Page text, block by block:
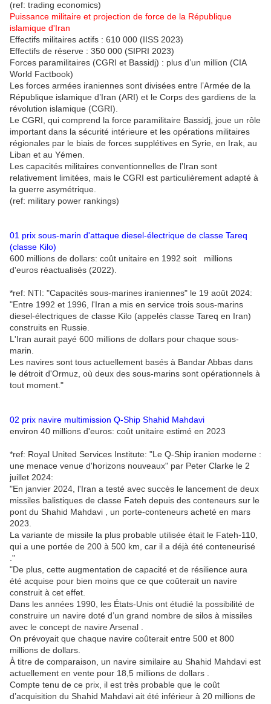
(ref: trading economics)
Puissance militaire et projection de force de la République
islamique d'Iran
Effectifs militaires actifs : 610 000 (IISS 2023)
Effectifs de réserve : 350 000 (SIPRI 2023)
Forces paramilitaires (CGRI et Bassidj) : plus d’un million (CIA
World Factbook)
Les forces armées iraniennes sont divisées entre l’Armée de la
République islamique d’Iran (ARI) et le Corps des gardiens de la
révolution islamique (CGRI).
Le CGRI, qui comprend la force paramilitaire Bassidj, joue un rôle
important dans la sécurité intérieure et les opérations militaires
régionales par le biais de forces supplétives en Syrie, en Irak, au
Liban et au Yémen.
Les capacités militaires conventionnelles de l’Iran sont
relativement limitées, mais le CGRI est particulièrement adapté à
la guerre asymétrique.
(ref: military power rankings)
01 prix sous-marin d'attaque diesel-électrique de classe Tareq
(classe Kilo)
600 millions de dollars: coût unitaire en 1992 soit millions
d'euros réactualisés (2022).
*ref: NTI: "Capacités sous-marines iraniennes" le 19 août 2024:
"Entre 1992 et 1996, l'Iran a mis en service trois sous-marins
diesel-électriques de classe Kilo (appelés classe Tareq en Iran)
construits en Russie.
L'Iran aurait payé 600 millions de dollars pour chaque sous-
marin.
Les navires sont tous actuellement basés à Bandar Abbas dans
le détroit d'Ormuz, où deux des sous-marins sont opérationnels à
tout moment."
02 prix navire multimission Q-Ship Shahid Mahdavi
environ 40 millions d'euros: coût unitaire estimé en 2023
*ref: Royal United Services Institute: "Le Q-Ship iranien moderne :
une menace venue d'horizons nouveaux" par Peter Clarke le 2
juillet 2024:
"En janvier 2024, l'Iran a testé avec succès le lancement de deux
missiles balistiques de classe Fateh depuis des conteneurs sur le
pont du Shahid Mahdavi , un porte-conteneurs acheté en mars
2023.
La variante de missile la plus probable utilisée était le Fateh-110,
qui a une portée de 200 à 500 km, car il a déjà été conteneurisé
."
"De plus, cette augmentation de capacité et de résilience aura
été acquise pour bien moins que ce que coûterait un navire
construit à cet effet.
Dans les années 1990, les États-Unis ont étudié la possibilité de
construire un navire doté d’un grand nombre de silos à missiles
avec le concept de navire Arsenal .
On prévoyait que chaque navire coûterait entre 500 et 800
millions de dollars.
À titre de comparaison, un navire similaire au Shahid Mahdavi est
actuellement en vente pour 18,5 millions de dollars .
Compte tenu de ce prix, il est très probable que le coût
d’acquisition du Shahid Mahdavi ait été inférieur à 20 millions de